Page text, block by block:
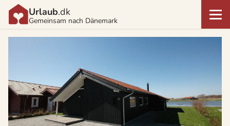
Urlaub.dk
Gemeinsam nach Dänemark